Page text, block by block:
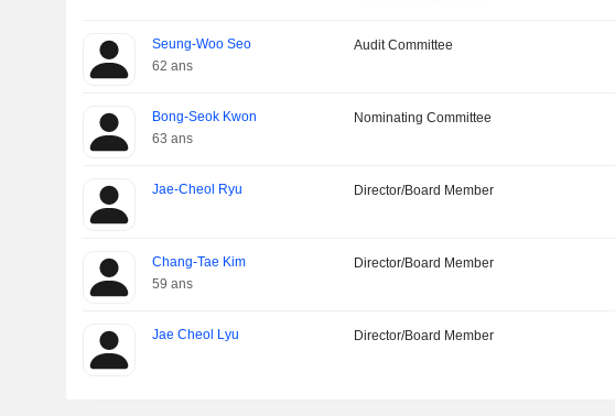
Seung-Woo Seo
62 ans
Audit Committee
Bong-Seok Kwon
63 ans
Nominating Committee
Jae-Cheol Ryu Director/Board Member
Chang-Tae Kim
59 ans
Director/Board Member
Jae Cheol Lyu Director/Board Member